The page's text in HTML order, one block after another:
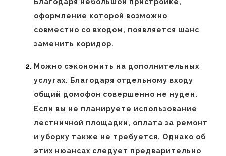
Благодаря небольшой пристройке,
оформление которой возможно
совместно со входом, появляется шанс
заменить коридор.
Можно сэкономить на дополнительных
услугах. Благодаря отдельному входу
общий домофон совершенно не нуден.
Если вы не планируете использование
лестничной площадки, оплата за ремонт
и уборку также не требуется. Однако об
этих нюансах следует предварительно